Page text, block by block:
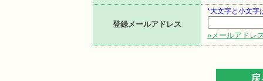
登録メールアドレス
*大文字と小文字
»メールアドレ